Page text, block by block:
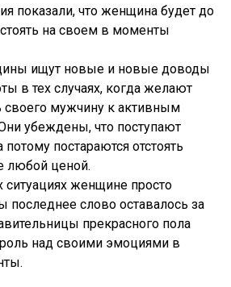
показали, что женщина будет до
на своем в моменты
ищут новые и новые доводы
в тех случаях, когда желают
своего мужчину к активным
убеждены, что поступают
потому постараются отстоять
любой ценой.
ситуациях женщине просто
последнее слово оставалось за
прекрасного пола
над своими эмоциями в